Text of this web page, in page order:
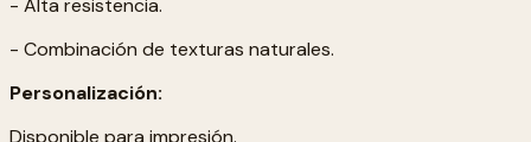
- Alta resistencia.
- Combinación de texturas naturales.
Personalización: